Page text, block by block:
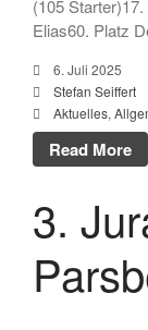
(105
Elias60. Platz
6. Juli 2025
Stefan Seiffert
Aktuelles,
Read More
3.